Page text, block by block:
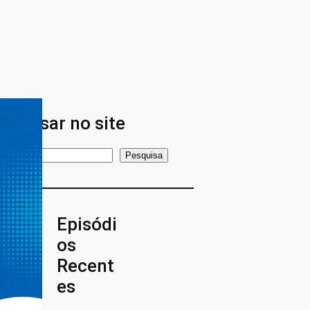
no site
Pesquisa
Episódi
os
Recent
es